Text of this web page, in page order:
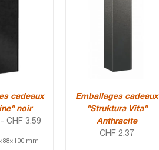
cadeaux
noir
-CHF 3.59
mm
Emballages cadeaux
"Struktura Vita"
Anthracite
CHF 2.37